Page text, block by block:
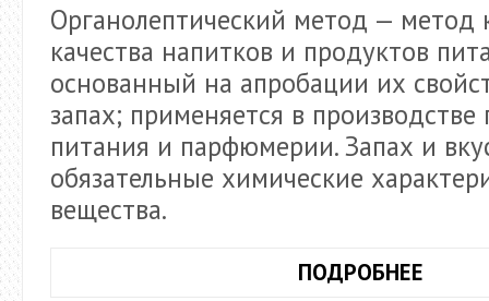
Органолептический метод — метод
качества напитков и продуктов
основанный на апробации их
запах; применяется в производстве
питания и парфюмерии. Запах и
обязательные химические
вещества.
ПОДРОБНЕЕ